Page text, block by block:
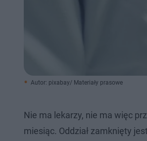
Autor: pixabay/ Materiały prasowe
Nie ma lekarzy, nie ma więc
miesiąc. Oddział zamknięty